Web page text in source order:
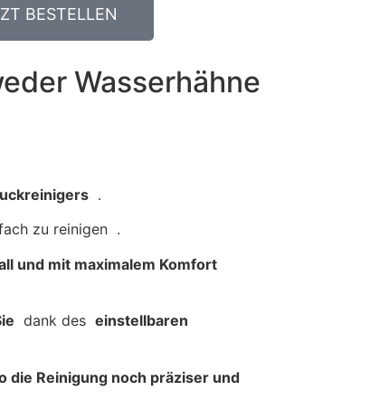
BESTELLEN
Wasserhähne
.
zu reinigen .
und mit maximalem Komfort
dank des einstellbaren
die Reinigung noch präziser und